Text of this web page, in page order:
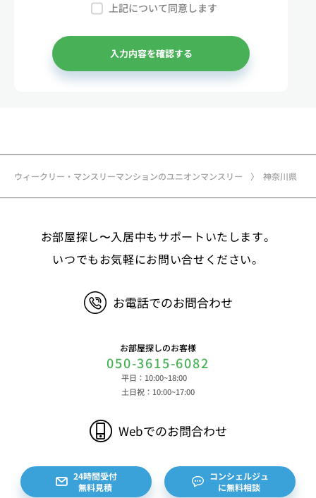
ウィークリー・マンスリーマンションのユニオンマンスリー 神奈川県
記簿謄本、電話帳、インターネット掲載情報等）な
どから適法かつ公正な手段により個人情報を取得い
たします。
3.弊社が保有する個人情報 （1）マンスリー物件
メールアドレス、アカウントのIDおよびパスワー
等 ③決済に関する情報 クレジットカードに関す
ービスのご利用に際して取得する情報 端末識別
子、広告識別子、IPアドレス、クッキーデータおよ
閲覧時刻、リファラー情報ならびにクッキーIDや広
対するお問い合わせ・ご連絡等に関する情報等 ま
た、お客様の個人情報は、弊社のデータベースシス
テムに登録されます。登録されるお客様の個人情報
積書等をもとに登録されます。 （2）弊社と賃貸
借契約を締結している不動産所有者様および所有者
約等のお問合せをいただいた個人または企業、イン
ターネット上の不動産オーナーサイト等からの査定
上記について同意します
入力内容を確認する
お部屋探し〜入居中もサポートいたします。
いつでもお気軽にお問い合せください。
お電話でのお問合わせ
お部屋探しのお客様
050-3615-6082
平日：10:00~18:00
土日祝：10:00~17:00
Webでのお問合わせ
24時間受付
無料見積
コンシェルジュ
に無料相談